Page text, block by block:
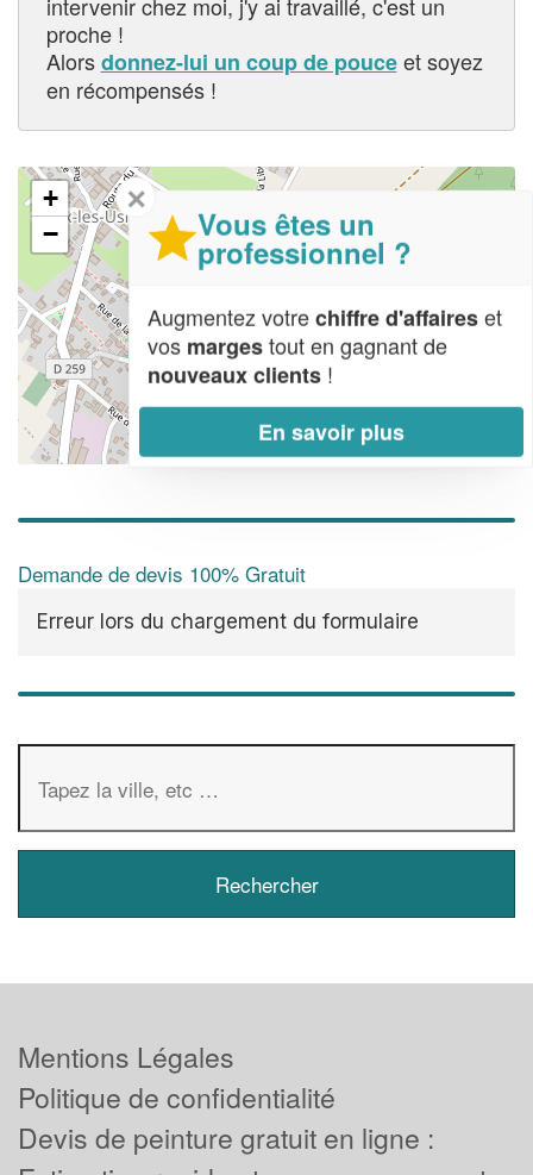
proche !
Alorsdonnez-lui un coup de pouceet soyez
en récompensés !
+
−
Leaflet| Map data ©OpenStreetMap contributors,CC-BY-SA
Demande de devis 100% Gratuit
Erreur lors du chargement du formulaire
✕
Vous êtes un
professionnel ?
Augmentez votrechiffre d'affaireset
vos margestout en gagnant de
nouveaux clients !
En savoir plus
Mentions Légales
Politique de confidentialité
Devis de peinture gratuit en ligne :